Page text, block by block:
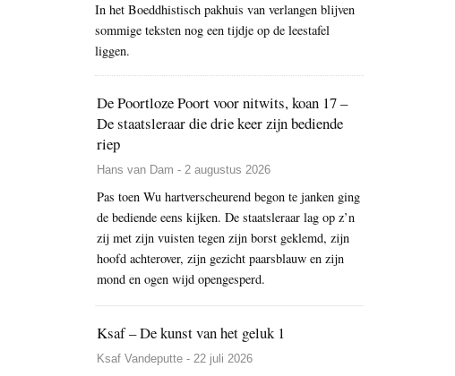
In het Boeddhistisch pakhuis van verlangen blijven
sommige teksten nog een tijdje op de leestafel
liggen.
De Poortloze Poort voor nitwits, koan 17 –
De staatsleraar die drie keer zijn bediende
riep
Hans van Dam - 2 augustus 2026
Pas toen Wu hartverscheurend begon te janken ging
de bediende eens kijken. De staatsleraar lag op z’n
zij met zijn vuisten tegen zijn borst geklemd, zijn
hoofd achterover, zijn gezicht paarsblauw en zijn
mond en ogen wijd opengesperd.
Ksaf – De kunst van het geluk 1
Ksaf Vandeputte - 22 juli 2026